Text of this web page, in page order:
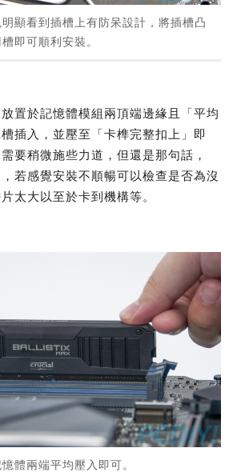
顯看到插槽上有防呆設計，將插槽凸
即可順利安裝。
置於記憶體模組兩頂端邊緣且「平均
插入，並壓至「卡榫完整扣上」即
要稍微施些力道，但還是那句話，
，若感覺安裝不順暢可以檢查是否為沒
太大以至於卡到機構等。
體兩端平均壓入即可。